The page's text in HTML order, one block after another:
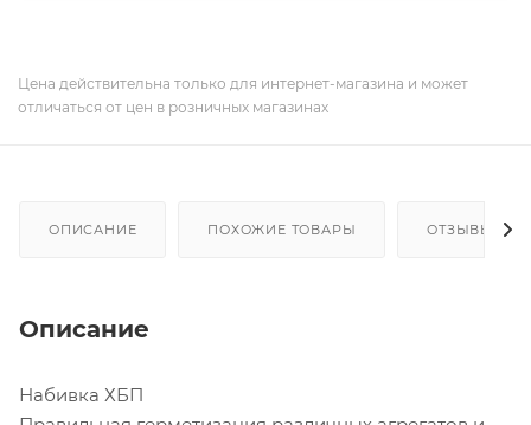
Цена действительна только для интернет-магазина и может
отличаться от цен в розничных магазинах
ОПИСАНИЕ ПОХОЖИЕ ТОВАРЫ ОТЗЫВЫ
Описание
Набивка ХБП